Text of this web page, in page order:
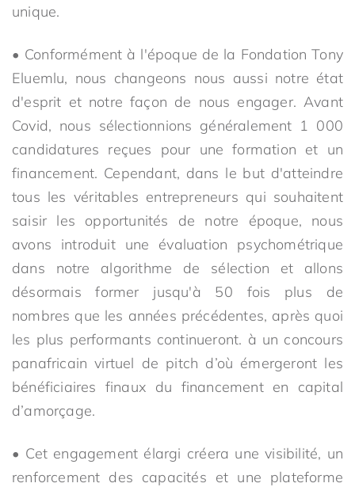
unique.
• Conformément à l'époque de la Fondation Tony
Eluemlu, nous changeons nous aussi notre état
d'esprit et notre façon de nous engager. Avant
Covid, nous sélectionnions généralement 1 000
candidatures reçues pour une formation et un
financement. Cependant, dans le but d'atteindre
tous les véritables entrepreneurs qui souhaitent
saisir les opportunités de notre époque, nous
avons introduit une évaluation psychométrique
dans notre algorithme de sélection et allons
désormais former jusqu'à 50 fois plus de
nombres que les années précédentes, après quoi
les plus performants continueront. à un concours
panafricain virtuel de pitch d’où émergeront les
bénéficiaires finaux du financement en capital
d’amorçage.
• Cet engagement élargi créera une visibilité, un
renforcement des capacités et une plateforme